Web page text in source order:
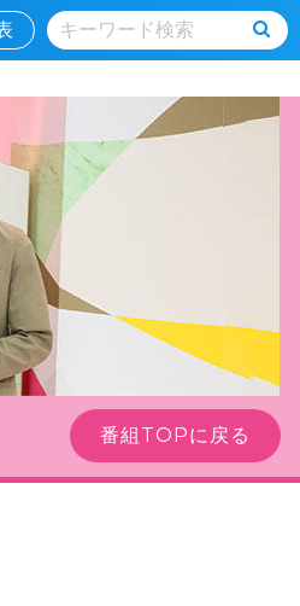
番組TOPに戻る